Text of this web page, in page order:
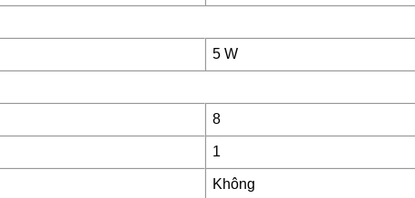
5 W
8
1
Không